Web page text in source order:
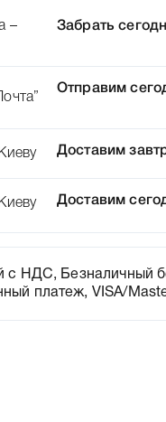
–
Забрать
Отправим
Доставим
Доставим
с НДС, Безналичный
платеж, VISA/